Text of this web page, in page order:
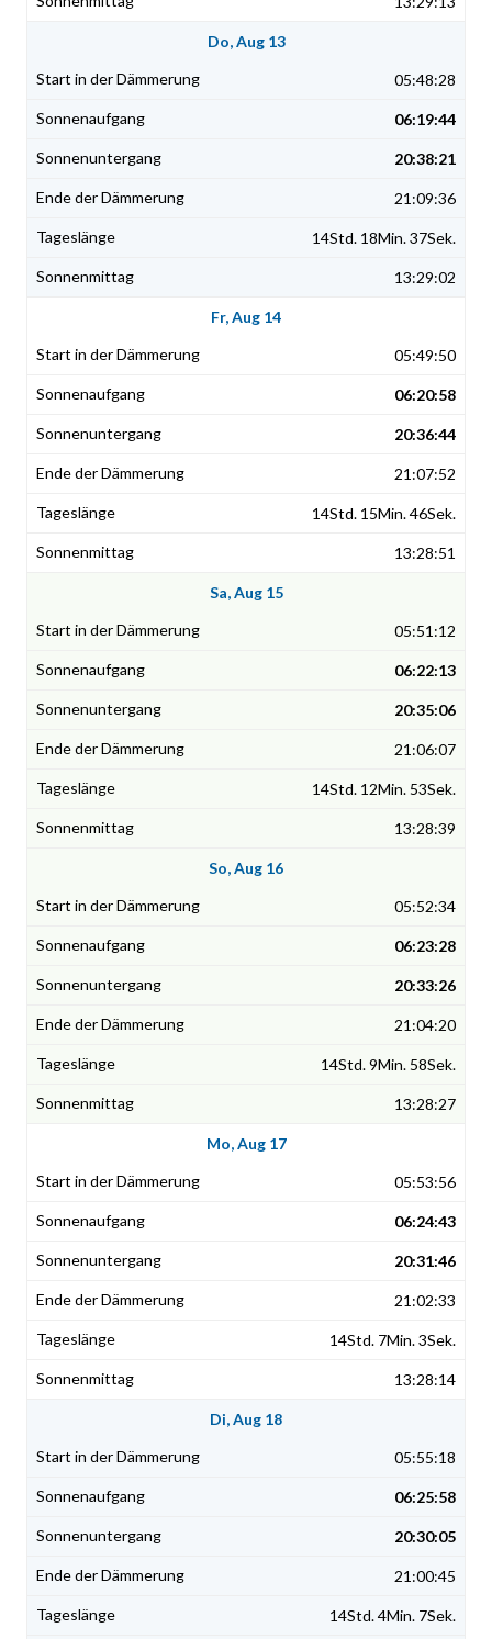
Do, Aug 13
05:48:28
06:19:44
20:38:21
21:09:36
14Std. 18Min. 37Sek.
13:29:02
Fr, Aug 14
05:49:50
06:20:58
20:36:44
21:07:52
14Std. 15Min. 46Sek.
13:28:51
Sa, Aug 15
05:51:12
06:22:13
20:35:06
21:06:07
14Std. 12Min. 53Sek.
13:28:39
So, Aug 16
05:52:34
06:23:28
20:33:26
21:04:20
14Std. 9Min. 58Sek.
13:28:27
Mo, Aug 17
05:53:56
06:24:43
20:31:46
21:02:33
14Std. 7Min. 3Sek.
13:28:14
Di, Aug 18
05:55:18
06:25:58
20:30:05
21:00:45
14Std. 4Min. 7Sek.